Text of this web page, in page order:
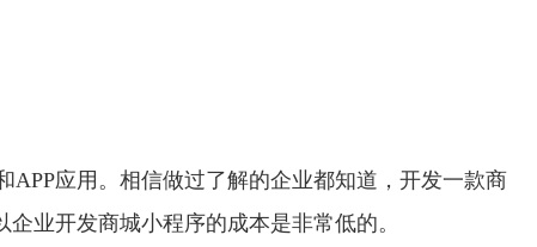
应用。相信做过了解的企业都知道，开发一款商
业开发商城小程序的成本是非常低的。